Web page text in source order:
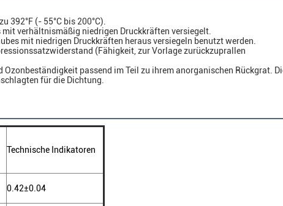
392°F (- 55°C bis 200°C).
verhältnismäßig niedrigen Druckkräften versiegelt.
mit niedrigen Druckkräften heraus versiegeln benutzt werden.
(Fähigkeit, zur Vorlage zurückzuprallen
passend im Teil zu ihrem anorganischen Rückgrat.
für die Dichtung.
Technische Indikatoren
0.42±0.04